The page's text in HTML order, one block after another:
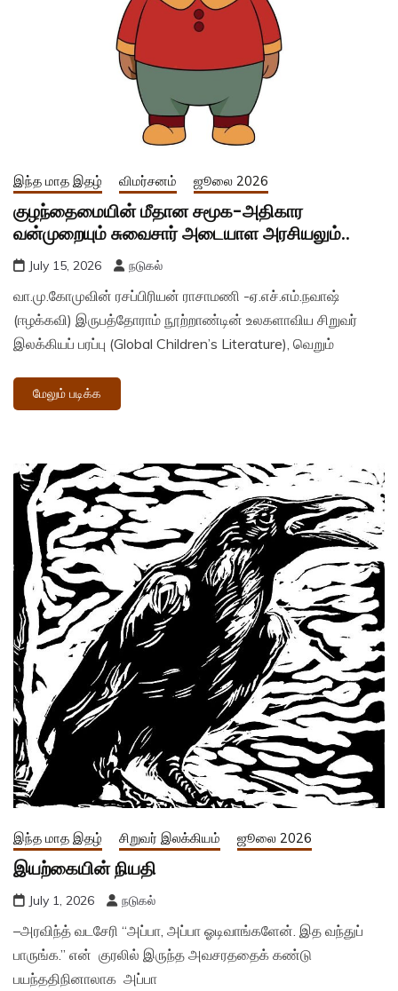
இந்த மாத இதழ் விமர்சனம் ஜூலை 2026
குழந்தைமையின் மீதான சமூக-அதிகார
வன்முறையும் சுவைசார் அடையாள அரசியலும்..
July 15, 2026 நடுகல்
வா.மு.கோமுவின் ரசப்பிரியன் ராசாமணி -ஏ.எச்.எம்.நவாஷ்
(ஈழக்கவி) இருபத்தோராம் நூற்றாண்டின் உலகளாவிய சிறுவர்
இலக்கியப் பரப்பு (Global Children’s Literature), வெறும்
மேலும் படிக்க
இந்த மாத இதழ் சிறுவர் இலக்கியம் ஜூலை 2026
இயற்கையின் நியதி
July 1, 2026 நடுகல்
–அரவிந்த் வடசேரி “அப்பா, அப்பா ஓடிவாங்களேன். இத வந்துப்
பாருங்க.” என் குரலில் இருந்த அவசரததைக் கண்டு
பயந்ததிநினாலாக அப்பா